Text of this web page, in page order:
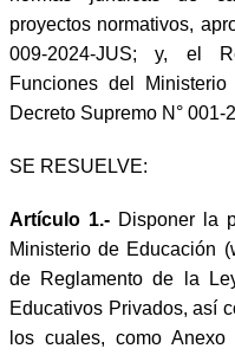
proyectos normativos,
009-2024-JUS; y, el
Funciones del
Decreto Supremo N° 001-
SE RESUELVE:
Artículo 1.- Disponer la
Ministerio de Educación
de Reglamento de la
Educativos Privados, así
los cuales, como